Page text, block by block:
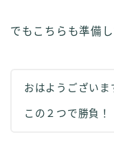
でもこちらも準備し
おはようございま
この２つで勝負！